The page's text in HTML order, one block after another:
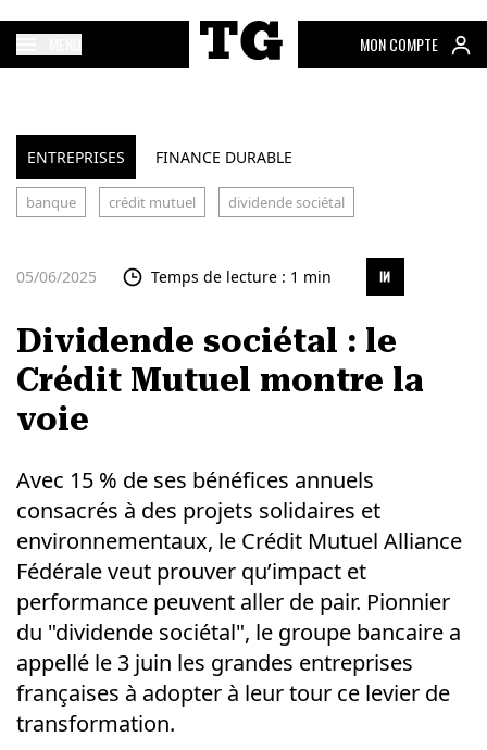
MON COMPTE
ENTREPRISES FINANCE DURABLE
banque crédit mutuel dividende sociétal
05/06/2025 Temps de lecture : 1 min
Dividende sociétal : le
Crédit Mutuel montre la
voie
Avec 15 % de ses bénéfices annuels
consacrés à des projets solidaires et
environnementaux, le Crédit Mutuel Alliance
Fédérale veut prouver qu’impact et
performance peuvent aller de pair. Pionnier
du "dividende sociétal", le groupe bancaire a
appellé le 3 juin les grandes entreprises
françaises à adopter à leur tour ce levier de
transformation.